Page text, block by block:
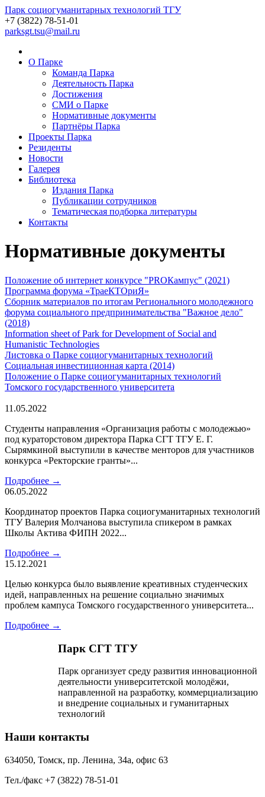
Парк социогуманитарных технологий ТГУ
+7 (3822) 78-51-01
parksgt.tsu@mail.ru
О Парке
Команда Парка
Деятельность Парка
Достижения
СМИ о Парке
Нормативные документы
Партнёры Парка
Проекты Парка
Резиденты
Новости
Галерея
Библиотека
Издания Парка
Публикации сотрудников
Тематическая подборка литературы
Контакты
Нормативные документы
Положение об интернет конкурсе "PROКампус" (2021)
Программа форума «ТраеКТОриЯ»
Сборник материалов по итогам Регионального молодежного
форума социального предпринимательства "Важное дело"
(2018)
Information sheet of Park for Development of Social and
Humanistic Technologies
Листовка о Парке социогуманитарных технологий
Социальная инвестиционная карта (2014)
Положение о Парке социогуманитарных технологий
Томского государственного университета
11.05.2022
Студенты направления «Организация работы с молодежью»
под кураторстовом директора Парка СГТ ТГУ Е. Г.
Сырямкиной выступили в качестве менторов для участников
конкурса «Ректорские гранты»...
Подробнее →
06.05.2022
Координатор проектов Парка социогуманитарных технологий
ТГУ Валерия Молчанова выступила спикером в рамках
Школы Актива ФИПН 2022...
Подробнее →
15.12.2021
Целью конкурса было выявление креативных студенческих
идей, направленных на решение социально значимых
проблем кампуса Томского государственного университета...
Подробнее →
Парк СГТ ТГУ
Парк организует среду развития инновационной
деятельности университетской молодёжи,
направленной на разработку, коммерциализацию
и внедрение социальных и гуманитарных
технологий
Наши контакты
634050, Томск, пр. Ленина, 34а, офис 63
Тел./факс +7 (3822) 78-51-01